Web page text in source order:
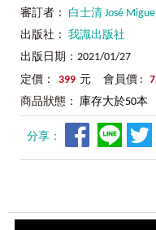
審訂者： 白士清 José
出版社： 我識出版社
出版日期：2021/01/27
定價：
399 元 會員價 :
商品狀態： 庫存大於50本
分享：